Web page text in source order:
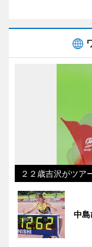
２２歳吉沢がツ
中